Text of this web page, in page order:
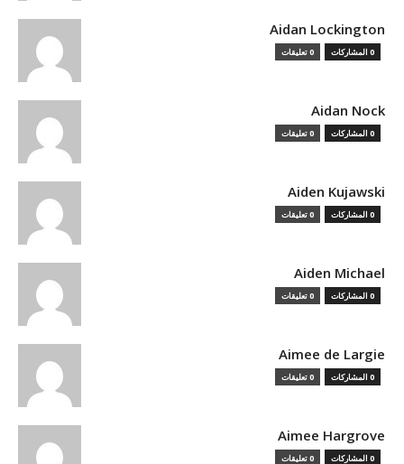
Aidan Lockington
0 المشاركات 0 تعليقات
Aidan Nock
0 المشاركات 0 تعليقات
Aiden Kujawski
0 المشاركات 0 تعليقات
Aiden Michael
0 المشاركات 0 تعليقات
Aimee de Largie
0 المشاركات 0 تعليقات
Aimee Hargrove
0 المشاركات 0 تعليقات